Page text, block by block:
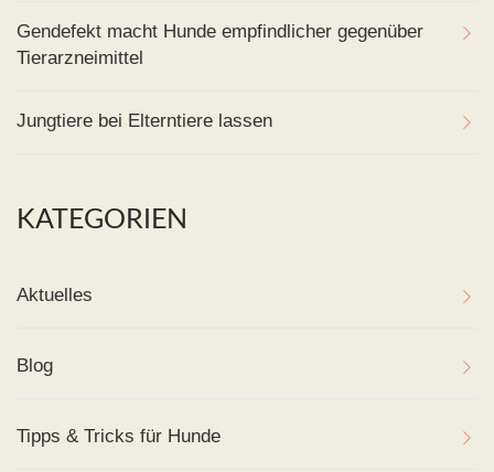
Gendefekt macht Hunde empfindlicher gegenüber
Tierarzneimittel
Jungtiere bei Elterntiere lassen
KATEGORIEN
Aktuelles
Blog
Tipps & Tricks für Hunde